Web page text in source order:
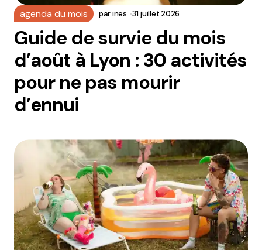
agenda du mois parines 31 juillet 2026
Guide de survie du mois
d’août à Lyon : 30 activités
pour ne pas mourir
d’ennui